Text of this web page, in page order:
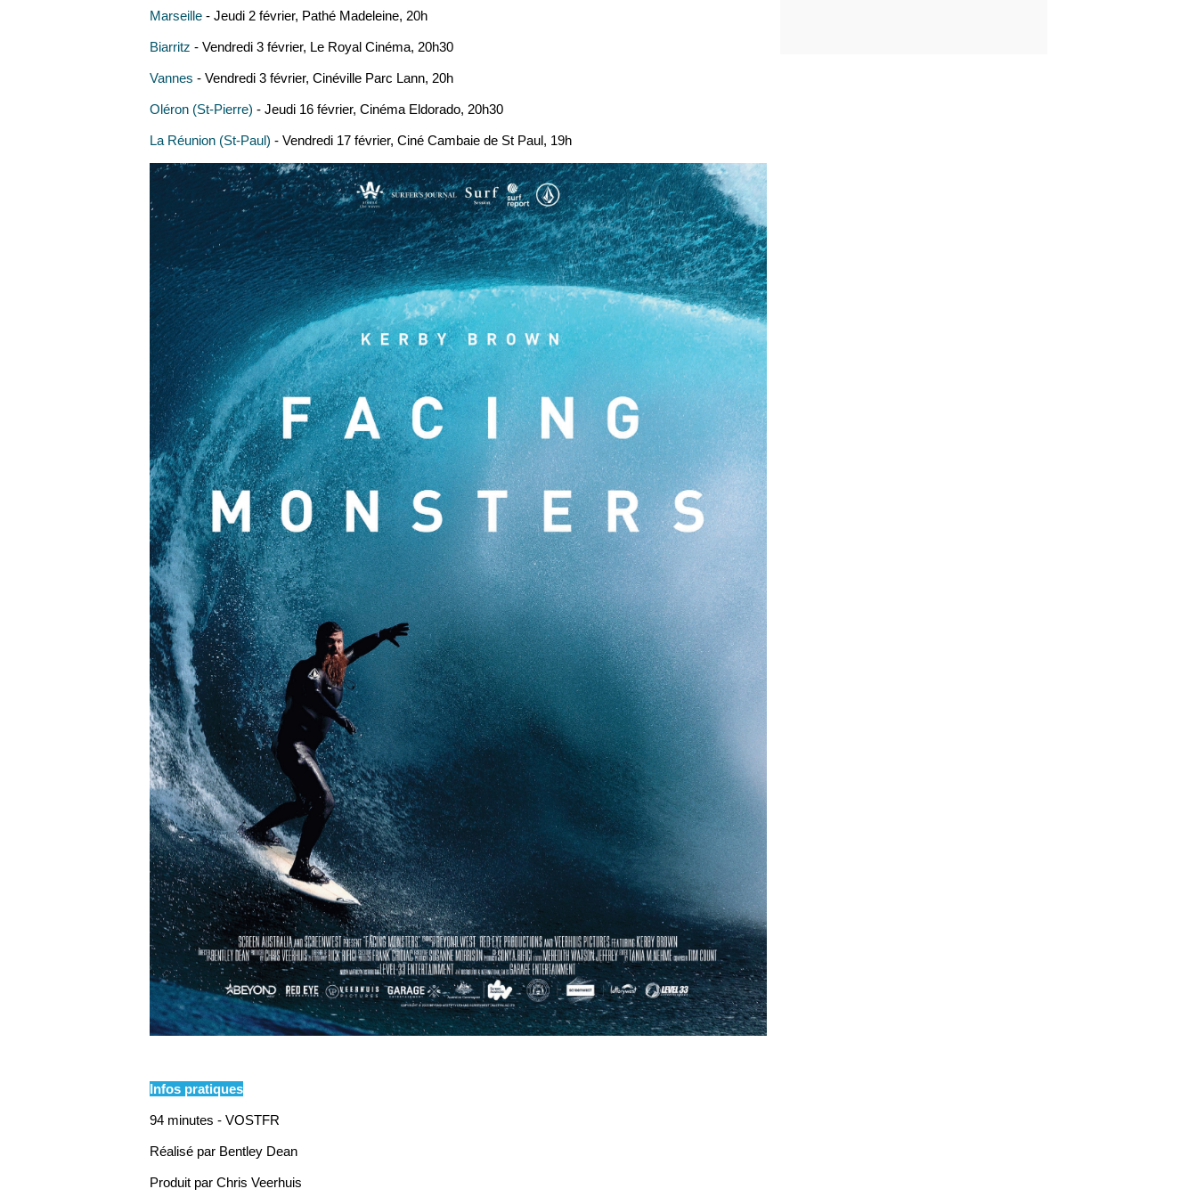
Marseille - Jeudi 2 février, Pathé Madeleine, 20h
Biarritz - Vendredi 3 février, Le Royal Cinéma, 20h30
Vannes - Vendredi 3 février, Cinéville Parc Lann, 20h
Oléron (St-Pierre) - Jeudi 16 février, Cinéma Eldorado, 20h30
La Réunion (St-Paul) - Vendredi 17 février, Ciné Cambaie de St Paul, 19h
Infos pratiques
94 minutes - VOSTFR
Réalisé par Bentley Dean
Produit par Chris Veerhuis